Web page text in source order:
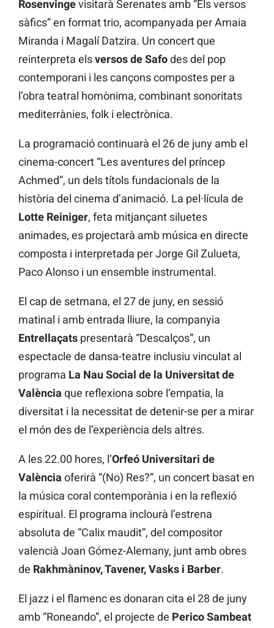
Rosenvingevisitarà Serenates amb “Els versos
sàfics” en format trio, acompanyada per Amaia
Miranda i Magalí Datzira. Un concert que
reinterpreta elsversos de Safodes del pop
contemporani i les cançons compostes per a
l’obra teatral homònima, combinant sonoritats
mediterrànies, folk i electrònica.
La programació continuarà el 26 de juny amb el
cinema-concert “Les aventures del príncep
Achmed”, un dels títols fundacionals de la
història del cinema d’animació. La pel·lícula de
Lotte Reiniger, feta mitjançant siluetes
animades, es projectarà amb música en directe
composta i interpretada per Jorge Gil Zulueta,
Paco Alonso i un ensemble instrumental.
El cap de setmana, el 27 de juny, en sessió
matinal i amb entrada lliure, la companyia
Entrellaçats presentarà “Descalços”, un
espectacle de dansa-teatre inclusiu vinculat al
programa La Nau Social de la Universitat de
València que reflexiona sobre l’empatia, la
diversitat i la necessitat de detenir-se per a mirar
el món des de l’experiència dels altres.
A les 22.00 hores, l’Orfeó Universitari de
València oferirà “(No) Res?”, un concert basat en
la música coral contemporània i en la reflexió
espiritual. El programa inclourà l’estrena
absoluta de “Calix maudit”, del compositor
valencià Joan Gómez-Alemany, junt amb obres
de Rakhmàninov, Tavener, Vasks i Barber.
El jazz i el flamenc es donaran cita el 28 de juny
amb “Roneando”, el projecte de Perico Sambeat